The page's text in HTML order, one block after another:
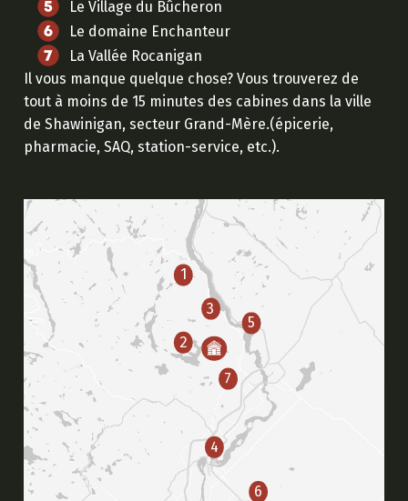
Le Village du Bûcheron
Le domaine Enchanteur
La Vallée Rocanigan
Il vous manque quelque chose? Vous trouverez de
tout à moins de 15 minutes des cabines dans la ville
de Shawinigan, secteur Grand-Mère.(épicerie,
pharmacie,SAQ, station-service, etc.).
1
2
3
4
5
6
7